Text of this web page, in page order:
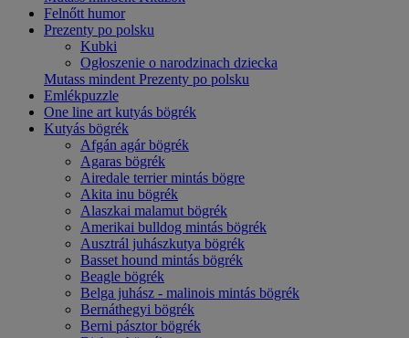
Felnőtt humor
Prezenty po polsku
Kubki
Ogłoszenie o narodzinach dziecka
Mutass mindent Prezenty po polsku
Emlékpuzzle
One line art kutyás bögrék
Kutyás bögrék
Afgán agár bögrék
Agaras bögrék
Airedale terrier mintás bögre
Akita inu bögrék
Alaszkai malamut bögrék
Amerikai bulldog mintás bögrék
Ausztrál juhászkutya bögrék
Basset hound mintás bögrék
Beagle bögrék
Belga juhász - malinois mintás bögrék
Bernáthegyi bögrék
Berni pásztor bögrék